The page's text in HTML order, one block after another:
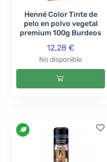
Henné Color Tinte de
pelo en polvo vegetal
premium 100g Burdeos
12,28 €
No disponible